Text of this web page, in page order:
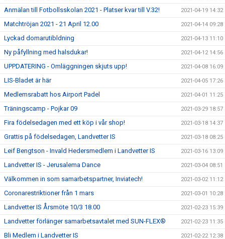
Anmälan till Fotbollsskolan 2021 - Platser kvar till V.32! 2021-04-19 14:32
Matchtröjan 2021 - 21 April 12.00 2021-04-14 09:28
Lyckad domarutibldning 2021-04-13 11:10
Ny påfyllning med halsdukar! 2021-04-12 14:56
UPPDATERING - Omläggningen skjuts upp! 2021-04-08 16:09
LIS-Bladet är här 2021-04-05 17:26
Medlemsrabatt hos Airport Padel 2021-04-01 11:25
Träningscamp - Pojkar 09 2021-03-29 18:57
Fira födelsedagen med ett köp i vår shop! 2021-03-18 14:37
Grattis på födelsedagen, Landvetter IS 2021-03-18 08:25
Leif Bengtson - Invald Hedersmedlem i Landvetter IS 2021-03-16 13:09
Landvetter IS - Jerusalema Dance 2021-03-04 08:51
Välkommen in som samarbetspartner, Inviatech! 2021-03-02 11:12
Coronarestriktioner från 1 mars 2021-03-01 10:28
Landvetter IS Årsmöte 10/3 18.00 2021-02-23 15:39
Landvetter förlänger samarbetsavtalet med SUN-FLEX® 2021-02-23 11:35
Bli Medlem i Landvetter IS 2021-02-22 12:38